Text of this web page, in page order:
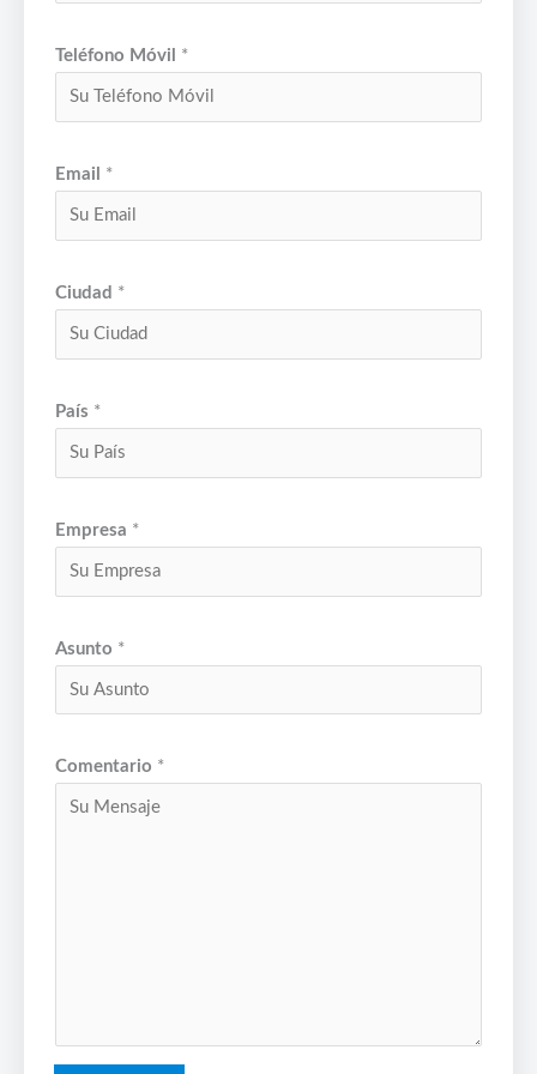
Teléfono Móvil *
Email *
Ciudad *
País *
Empresa *
Asunto *
Comentario *